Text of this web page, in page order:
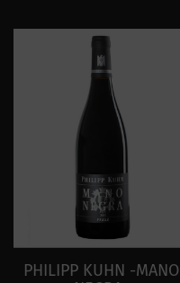
PHILIPP KUHN -MANO